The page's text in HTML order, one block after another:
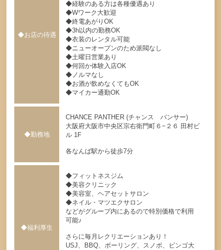
◆お店の待遇
◆経験のある方は各種優遇あり
◆Wワーク大歓迎
◆終電あがりOK
◆3h以内の勤務OK
◆衣装のレンタル可能
◆ニューオープンのため派閥なし
◆土曜日営業あり
◆何回か体験入店OK
◆ノルマなし
◆お酒が飲めなくてもOK
◆マイカー通勤OK
◆勤務地
CHANCE PANTHER (チャンス パンサー)
大阪府大阪市中央区宗右衛門町６−２６ 田村ビ
ル 1F
各なんば駅から徒歩7分
◆福利厚生
◆フィットネスジム
◆美容クリニック
◆美容室、ヘアセットサロン
◆ネイル・マツエクサロン
などがグループ内にあるので特別価格で利用
可能♪
さらに毎月レクリエーションあり！
USJ、BBQ、ボーリング、スノボ、ビンゴ大